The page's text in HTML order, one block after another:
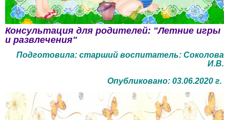
Консультация для родителей: "Летние игры
и развлечения"
Подготовила: старший воспитатель: Соколова
И.В.
Опубликовано: 03.06.2020 г.